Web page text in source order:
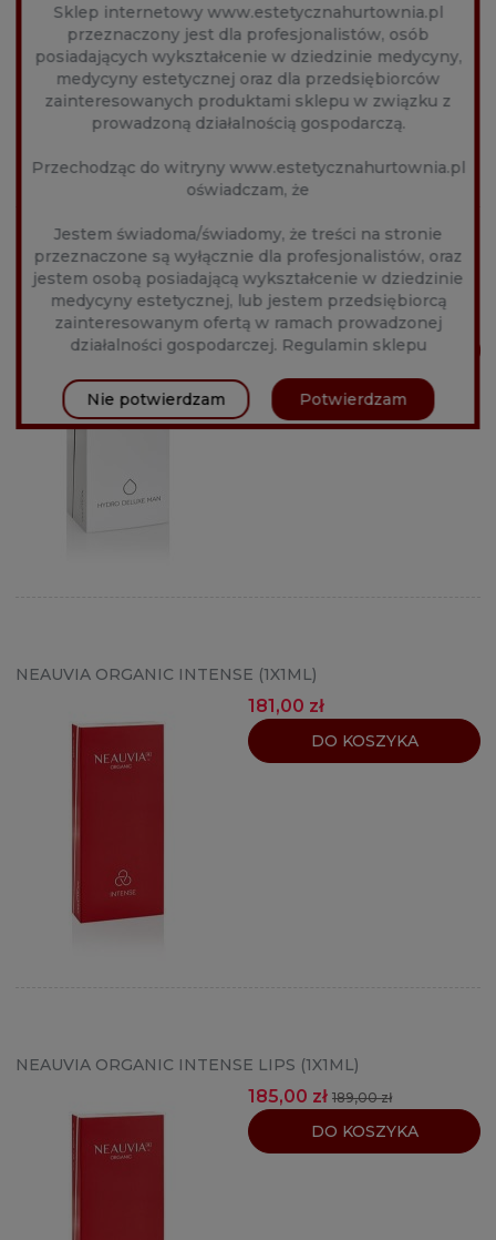
NEAUVIA HYDRO DELUXE MAN 1X2,5ML
167,00 zł
DO KOSZYKA
NEAUVIA ORGANIC INTENSE (1X1ML)
181,00 zł
DO KOSZYKA
NEAUVIA ORGANIC INTENSE LIPS (1X1ML)
185,00 zł 189,00 zł
DO KOSZYKA
Sklep internetowy www.estetycznahurtownia.pl
przeznaczony jest dla profesjonalistów, osób
posiadających wykształcenie w dziedzinie medycyny,
medycyny estetycznej oraz dla przedsiębiorców
zainteresowanych produktami sklepu w związku z
prowadzoną działalnością gospodarczą.
Przechodząc do witryny www.estetycznahurtownia.pl
oświadczam, że
Jestem świadoma/świadomy, że treści na stronie
przeznaczone są wyłącznie dla profesjonalistów, oraz
jestem osobą posiadającą wykształcenie w dziedzinie
medycyny estetycznej, lub jestem przedsiębiorcą
zainteresowanym ofertą w ramach prowadzonej
działalności gospodarczej. Regulamin sklepu
Nie potwierdzam Potwierdzam